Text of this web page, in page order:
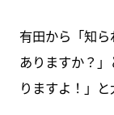
有田から「知
ありますか？
りますよ！」と